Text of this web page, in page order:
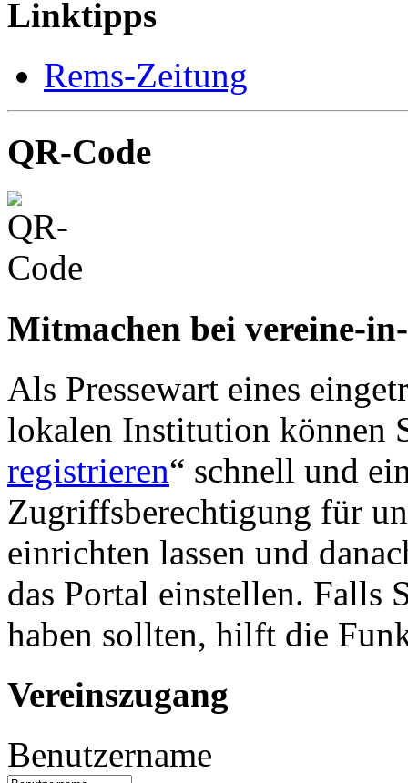
Linktipps
Rems-Zeitung
QR-Code
Mitmachen bei vereine-
Als Pressewart eines
lokalen Institution können
registrieren“ schnell und
Zugriffsberechtigung für
einrichten lassen und
das Portal einstellen. Falls
haben sollten, hilft die
Vereinszugang
Benutzername